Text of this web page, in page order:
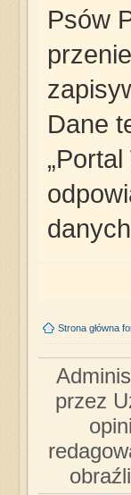
Psów
Dane
Strona główna
przez